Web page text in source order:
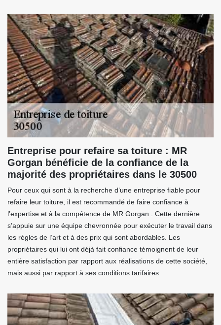
Entreprise pour refaire sa toiture : MR
Gorgan bénéficie de la confiance de la
majorité des propriétaires dans le 30500
Pour ceux qui sont à la recherche d’une entreprise fiable pour
refaire leur toiture, il est recommandé de faire confiance à
l’expertise et à la compétence de MR Gorgan . Cette dernière
s’appuie sur une équipe chevronnée pour exécuter le travail dans
les règles de l’art et à des prix qui sont abordables. Les
propriétaires qui lui ont déjà fait confiance témoignent de leur
entière satisfaction par rapport aux réalisations de cette société,
mais aussi par rapport à ses conditions tarifaires.